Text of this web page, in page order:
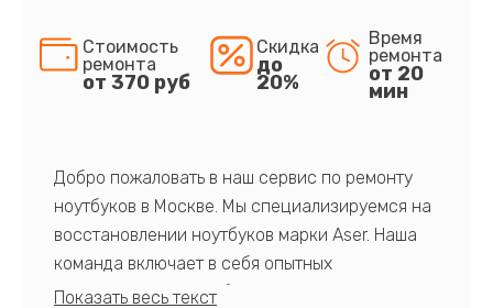
Стоимость
ремонта
от 370 руб
Скидка
до
20%
Время
ремонта
от 20
мин
Добро пожаловать в наш сервис по ремонту
ноутбуков в Москве. Мы специализируемся на
восстановлении ноутбуков марки Aser. Наша
команда включает в себя опытных
профессионалов с обширными знаниями и